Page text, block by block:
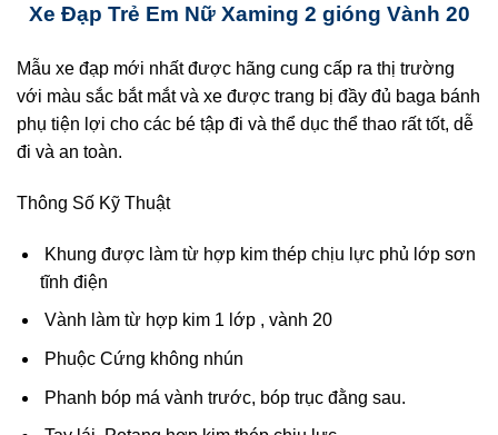
Xe Đạp Trẻ Em Nữ Xaming 2 gióng Vành 20
Mẫu xe đạp mới nhất được hãng cung cấp ra thị trường
với màu sắc bắt mắt và xe được trang bị đầy đủ baga bánh
phụ tiện lợi cho các bé tập đi và thể dục thể thao rất tốt, dễ
đi và an toàn.
Thông Số Kỹ Thuật
Khung được làm từ hợp kim thép chịu lực phủ lớp sơn
tĩnh điện
Vành làm từ hợp kim 1 lớp , vành 20
Phuộc Cứng không nhún
Phanh bóp má vành trước, bóp trục đằng sau.